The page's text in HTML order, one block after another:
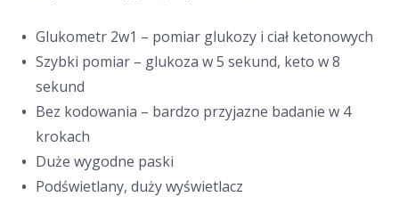
Glukometr 2w1 – pomiar glukozy i ciał ketonowych
Szybki pomiar – glukoza w 5 sekund, keto w 8
sekund
Bez kodowania – bardzo przyjazne badanie w 4
krokach
Duże wygodne paski
Podświetlany, duży wyświetlacz